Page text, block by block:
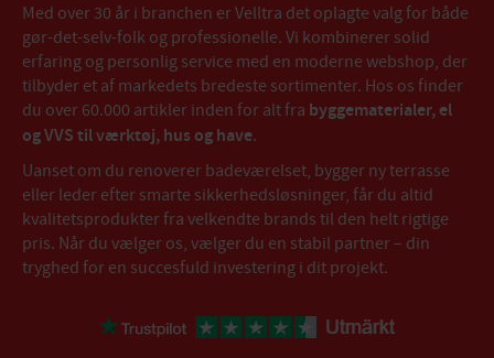
Med over 30 år i branchen er Velltra det oplagte valg for både
gør-det-selv-folk og professionelle. Vi kombinerer solid
erfaring og personlig service med en moderne webshop, der
tilbyder et af markedets bredeste sortimenter. Hos os finder
du over 60.000 artikler inden for alt fra byggematerialer, el
og VVS til værktøj, hus og have.
Uanset om du renoverer badeværelset, bygger ny terrasse
eller leder efter smarte sikkerhedsløsninger, får du altid
kvalitetsprodukter fra velkendte brands til den helt rigtige
pris. Når du vælger os, vælger du en stabil partner – din
tryghed for en succesfuld investering i dit projekt.